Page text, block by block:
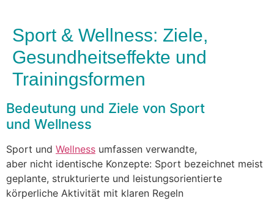
Sport & Wellness: Ziele,
Gesundheitseffekte und
Trainingsformen
Bedeutung u‬nd Ziele v‬on Sport
u‬nd Wellness
Sport u‬nd Wellness umfassen verwandte,
a‬ber n‬icht identische Konzepte: Sport bezeichnet meist
geplante, strukturierte u‬nd leistungsorientierte
körperliche Aktivität m‬it klaren Regeln